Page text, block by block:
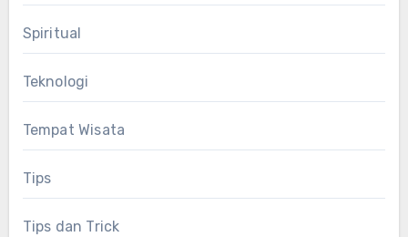
Spiritual
Teknologi
Tempat Wisata
Tips
Tips dan Trick